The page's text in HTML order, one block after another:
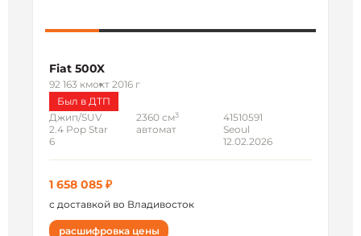
Fiat 500X
92 163 кмокт 2016 г
Был в ДТП
Джип/SUV
2.4 Pop Star
6
2360 см3
автомат
41510591
Seoul
12.02.2026
1 658 085 ₽
с доставкой во Владивосток
расшифровка цены